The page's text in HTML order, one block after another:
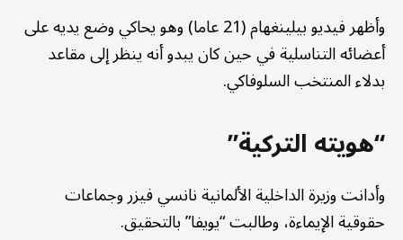
وأظهر فيديو بيلينغهام (21 عاما) وهو يحاكي وضع يديه على
أعضائه التناسلية في حين كان يبدو أنه ينظر إلى مقاعد
بدلاء المنتخب السلوفاكي.
“هويته التركية”
وأدانت وزيرة الداخلية الألمانية نانسي فيزر وجماعات
حقوقية الإيماءة، وطالبت “يويفا” بالتحقيق.